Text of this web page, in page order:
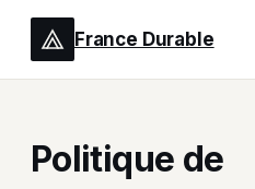
France Durable
Politique de